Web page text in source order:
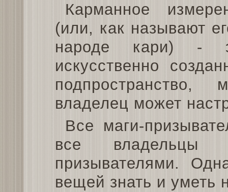
Карманное
(или, как называют
народе кари) -
искусственно
подпространство,
владелец может
Все маги-
все владельцы
призывателями.
вещей знать и уметь